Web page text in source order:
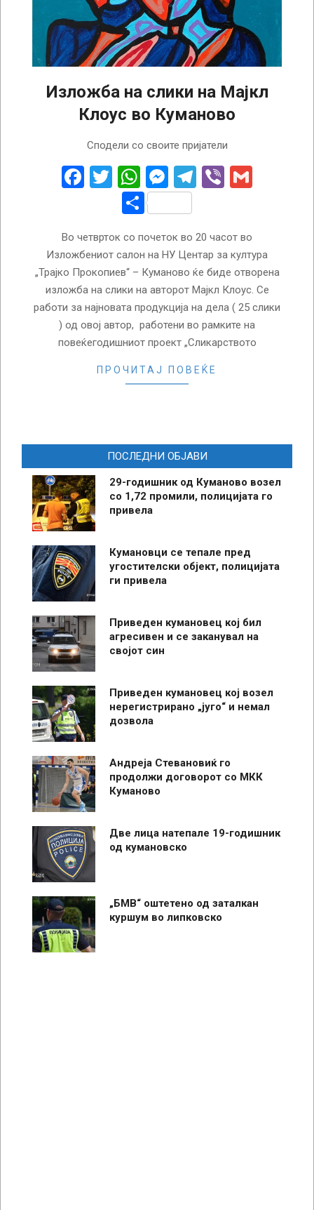
Изложба на слики на Мајкл
Клоус во Куманово
Сподели со своите пријатели
Facebook
Twitter
WhatsApp
Messenger
Telegram
Viber
Share
Во четврток со почеток во 20 часот во
Изложбениот салон на НУ Центар за култура
„Трајко Прокопиев“ – Куманово ќе биде отворена
изложба на слики на авторот Мајкл Клоус. Се
работи за најновата продукција на дела ( 25 слики
) од овој автор, работени во рамките на
повеќегодишниот проект „Сликарството
ПРОЧИТАЈ ПОВЕЌЕ
ПОСЛЕДНИ ОБЈАВИ
29-годишник од Куманово возел
со 1,72 промили, полицијата го
привела
Кумановци се тепале пред
угостителски објект, полицијата
ги привела
Приведен кумановец кој бил
агресивен и се заканувал на
својот син
Приведен кумановец кој возел
нерегистрирано „југо“ и немал
дозвола
Андреја Стевановиќ го
продолжи договорот со МКК
Куманово
Две лица натепале 19-годишник
од кумановско
„БМВ“ оштетено од заталкан
куршум во липковско